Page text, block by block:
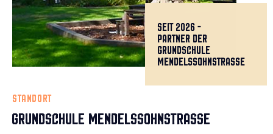
SEIT 2026 -
PARTNER DER
GRUNDSCHULE
MENDELSSOHNSTRASSE
STANDORT
GRUNDSCHULE MENDELSSOHNSTRASSE